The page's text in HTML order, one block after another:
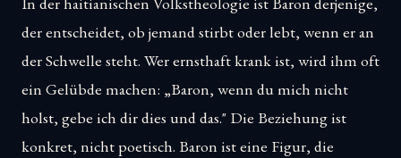
der entscheidet, ob jemand stirbt oder lebt, wenn er an
der Schwelle steht. Wer ernsthaft krank ist, wird ihm oft
ein Gelübde machen: „Baron, wenn du mich nicht
holst, gebe ich dir dies und das." Die Beziehung ist
konkret, nicht poetisch. Baron ist eine Figur, die